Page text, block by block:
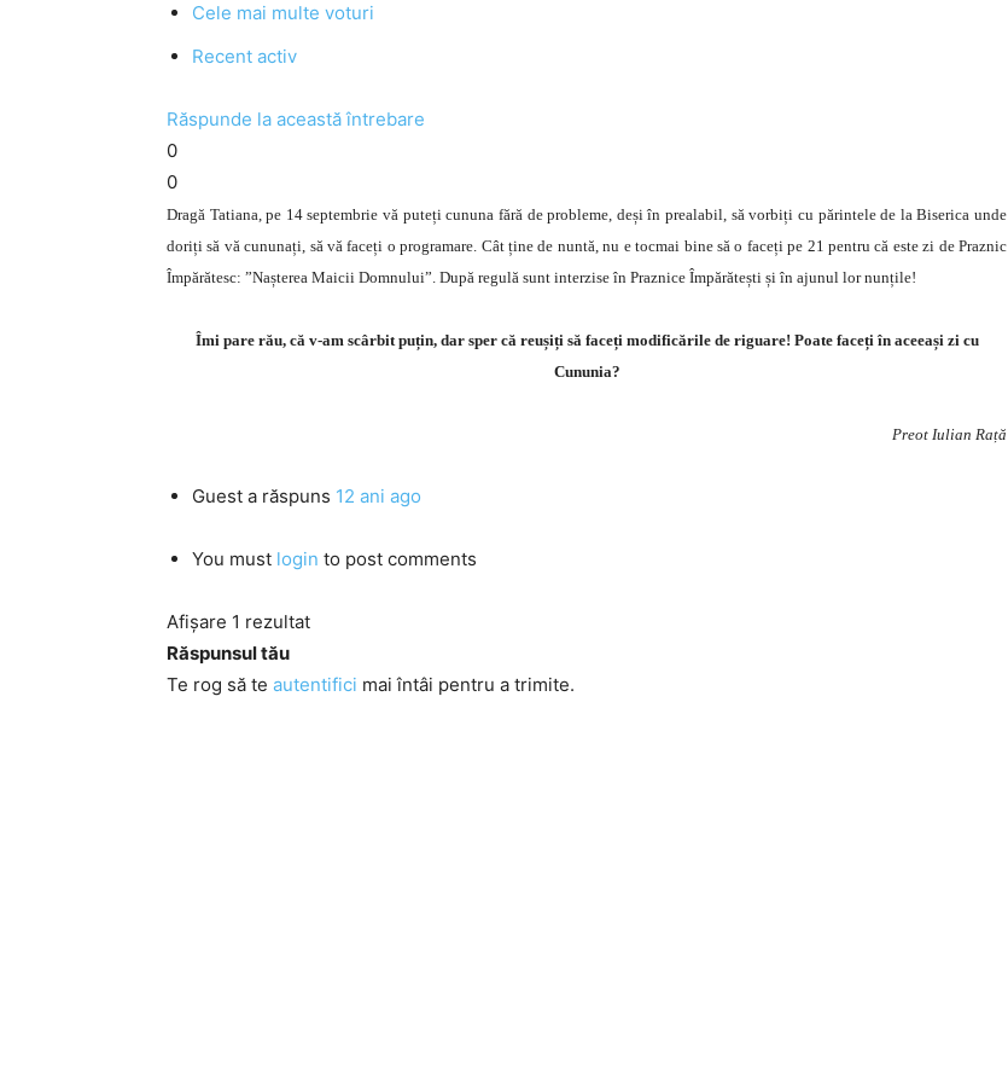
Cele mai multe voturi
Recent activ
Răspunde la această întrebare
0
0
Dragă Tatiana, pe 14 septembrie vă puteți cununa fără de probleme, deși în prealabil, să vorbiți cu părintele de la Biserica unde
doriți să vă cununați, să vă faceți o programare. Cât ține de nuntă, nu e tocmai bine să o faceți pe 21 pentru că este zi de Praznic
Împărătesc: ”Nașterea Maicii Domnului”. După regulă sunt interzise în Praznice Împărătești și în ajunul lor nunțile!
Îmi pare rău, că v-am scârbit puțin, dar sper că reușiți să faceți modificările de riguare! Poate faceți în aceeași zi cu
Cununia?
Preot Iulian Rață
Guest a răspuns 12 ani ago
You must login to post comments
Afișare 1 rezultat
Răspunsul tău
Te rog să te autentifici mai întâi pentru a trimite.